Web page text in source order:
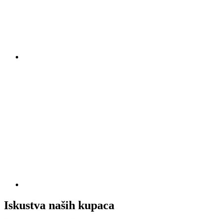
Iskustva naših kupaca